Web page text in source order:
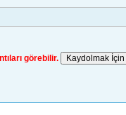
görebilir.